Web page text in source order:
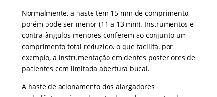
Normalmente, a haste tem 15 mm de comprimento,
porém pode ser menor (11 a 13 mm). Instrumentos e
contra-ângulos menores conferem ao conjunto um
comprimento total reduzido, o que facilita, por
exemplo, a instrumentação em dentes posteriores de
pacientes com limitada abertura bucal.
A haste de acionamento dos alargadores